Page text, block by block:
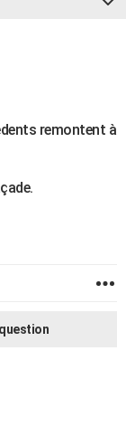
remontent à